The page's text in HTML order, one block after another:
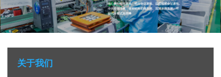
关于我们